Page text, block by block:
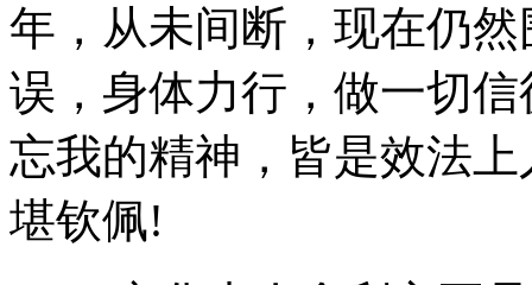
年，从未间断，现在仍
误，身体力行，做一切
忘我的精神，皆是效法
堪钦佩!